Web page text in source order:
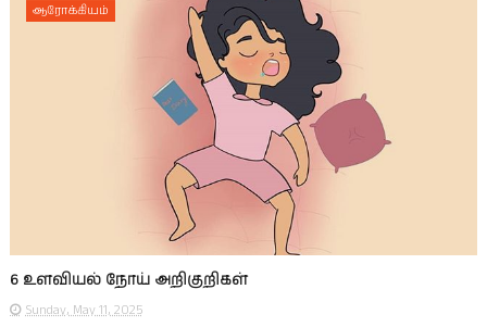
ஆரோக்கியம்
6 உளவியல் நோய் அறிகுறிகள்
Sunday, May 11, 2025